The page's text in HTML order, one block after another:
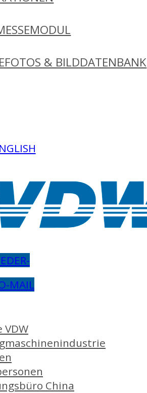
& BILDDATENBANK
MAIL
VDW
China